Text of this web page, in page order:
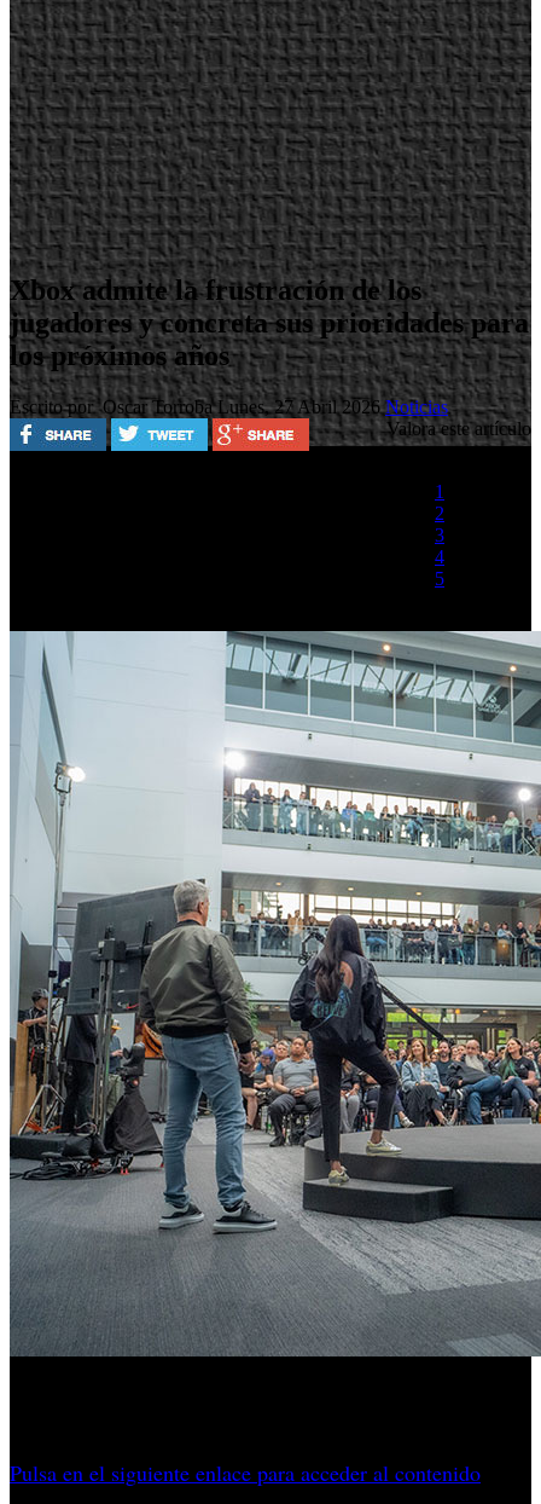
Xbox admite la frustración de los
jugadores y concreta sus prioridades para
los próximos años
Escrito por Oscar TorrobaLunes, 27 Abril 2026Noticias
Valora este artículo
1
2
3
4
5
Pulsa en el siguiente enlace para acceder al contenido